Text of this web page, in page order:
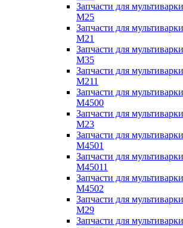
Запчасти для
M25
Запчасти для
M21
Запчасти для
M35
Запчасти для
M211
Запчасти для
M4500
Запчасти для
M23
Запчасти для
M4501
Запчасти для
M45011
Запчасти для
M4502
Запчасти для
M29
Запчасти для